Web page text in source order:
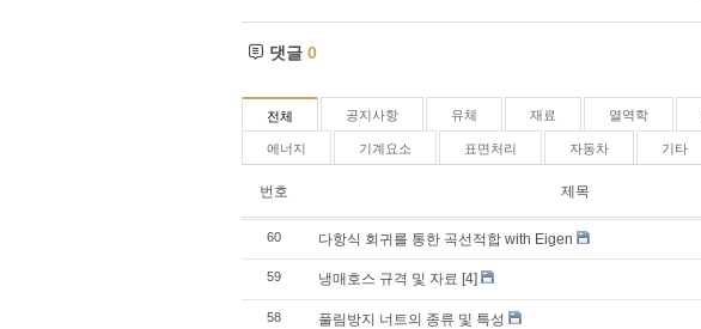
댓글 0
전체 공지사항 유체 재료 열역학
에너지 기계요소 표면처리 자동차 기타
번호 제목
60 다항식 회귀를 통한 곡선적합 with Eigen
59 냉매호스 규격 및 자료 [4]
58 풀림방지 너트의 종류 및 특성